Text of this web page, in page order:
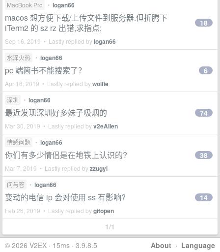
MacBook Pro • logan66
macos 想方便下载/上传文件到服务器.但折腾下
iTerm2 的 sz rz 出错,求指点;
Sep 16, 2019 • Lastly replied bylogan66
18
水深火热 • logan66
pc 端简书不能搜索了？
Apr 16, 2019 • Lastly replied bywolfie
6
深圳 • logan66
最近发现深圳好多妹子吸烟的
Mar 30, 2019 • Lastly replied byv2eAllen
74
情感问题 • logan66
你们有多少情侣是在地铁上认识的?
Mar 7, 2019 • Lastly replied byzzugyl
38
问与答 • logan66
变动的电信 ip 会对使用 ss 有影响?
Feb 26, 2019 • Lastly replied bygitopen
14
1/1
About · Language
© 2026 V2EX · 15ms · 3.9.8.5